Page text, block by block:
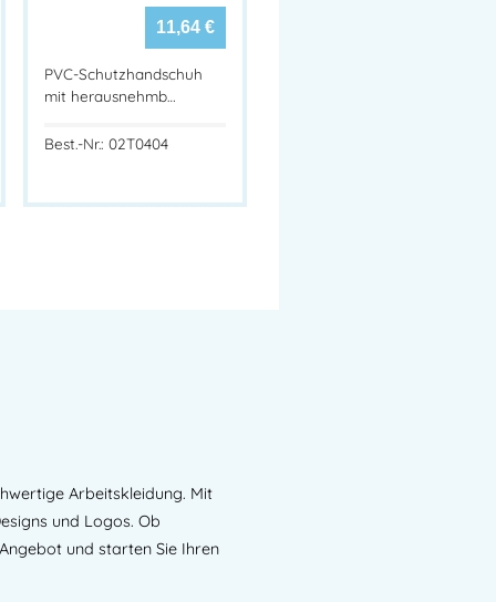
11,64 €
PVC-Schutzhandschuh
mit herausnehmb…
Best.-Nr.: 02T0404
Arbeitskleidung. Mit
und Logos. Ob
und starten Sie Ihren